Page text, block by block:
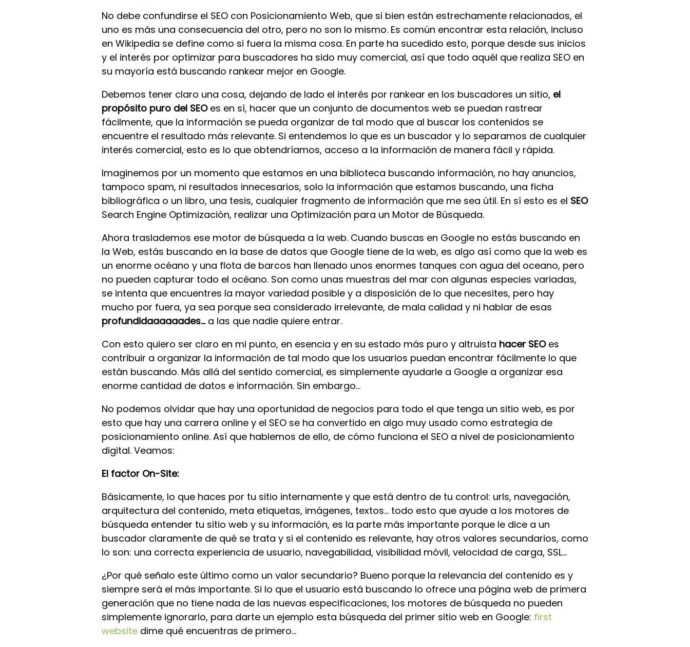
No debe confundirse el SEO con Posicionamiento Web, que si bien están estrechamente relacionados, el
uno es más una consecuencia del otro, pero no son lo mismo. Es común encontrar esta relación, incluso
en Wikipedia se define como si fuera la misma cosa. En parte ha sucedido esto, porque desde sus inicios
y el interés por optimizar para buscadores ha sido muy comercial, así que todo aquél que realiza SEO en
su mayoría está buscando rankear mejor en Google.
Debemos tener claro una cosa, dejando de lado el interés por rankear en los buscadores un sitio, el
propósito puro del SEOes en sí, hacer que un conjunto de documentos web se puedan rastrear
fácilmente, que la información se pueda organizar de tal modo que al buscar los contenidos se
encuentre el resultado más relevante. Si entendemos lo que es un buscador y lo separamos de cualquier
interés comercial, esto es lo que obtendríamos, acceso a la información de manera fácil y rápida.
Imaginemos por un momento que estamos en una biblioteca buscando información, no hay anuncios,
tampoco spam, ni resultados innecesarios, solo la información que estamos buscando, una ficha
bibliográfica o un libro, una tesis, cualquier fragmento de información que me sea útil. En sí esto es el SEO
Search Engine Optimización, realizar una Optimización para un Motor de Búsqueda.
Ahora traslademos ese motor de búsqueda a la web. Cuando buscas en Google no estás buscando en
la Web, estás buscando en la base de datos que Google tiene de la web, es algo así como que la web es
un enorme océano y una flota de barcos han llenado unos enormes tanques con agua del oceano, pero
no pueden capturar todo el océano. Son como unas muestras del mar con algunas especies variadas,
se intenta que encuentres la mayor variedad posible y a disposición de lo que necesites, pero hay
mucho por fuera, ya sea porque sea considerado irrelevante, de mala calidad y ni hablar de esas
profundidaaaaaades...a las que nadie quiere entrar.
Con esto quiero ser claro en mi punto, en esencia y en su estado más puro y altruista hacer SEOes
contribuir a organizar la información de tal modo que los usuarios puedan encontrar fácilmente lo que
están buscando. Más allá del sentido comercial, es simplemente ayudarle a Google a organizar esa
enorme cantidad de datos e información. Sin embargo...
No podemos olvidar que hay una oportunidad de negocios para todo el que tenga un sitio web, es por
esto que hay una carrera online y el SEO se ha convertido en algo muy usado como estrategia de
posicionamiento online. Así que hablemos de ello, de cómo funciona el SEO a nivel de posicionamiento
digital. Veamos:
El factor On-Site:
Básicamente, lo que haces por tu sitio internamente y que está dentro de tu control: urls, navegación,
arquitectura del contenido, meta etiquetas, imágenes, textos... todo esto que ayude a los motores de
búsqueda entender tu sitio web y su información, es la parte más importante porque le dice a un
buscador claramente de qué se trata y si el contenido es relevante, hay otros valores secundarios, como
lo son: una correcta experiencia de usuario, navegabilidad, visibilidad móvil, velocidad de carga, SSL...
¿Por qué señalo este último como un valor secundario? Bueno porque la relevancia del contenido es y
siempre será el más importante. Si lo que el usuario está buscando lo ofrece una página web de primera
generación que no tiene nada de las nuevas especificaciones, los motores de búsqueda no pueden
simplemente ignorarlo, para darte un ejemplo esta búsqueda del primer sitio web en Google: first
website dime qué encuentras de primero...